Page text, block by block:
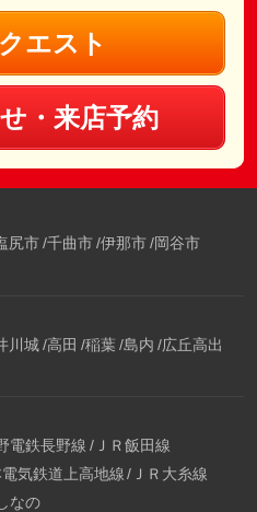
エスト
・来店予約
尻市 千曲市 伊那市 岡谷市
川城 高田 稲葉 島内 広丘高出
電鉄長野線 ＪＲ飯田線
気鉄道上高地線
ＪＲ大糸線
なの